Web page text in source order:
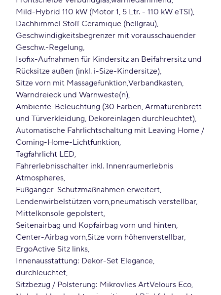
Mild-Hybrid 110 kW (Motor 1, 5 Ltr. - 110 kW eTSI)
Dachhimmel Stoff Ceramique (hellgrau)
Geschwindigkeitsbegrenzer mit vorausschauender
Geschw.-Regelung
Isofix-Aufnahmen für Kindersitz an Beifahrersitz und
Rücksitze außen (inkl. i-Size-Kindersitze)
Sitze vorn mit Massagefunktion Verbandkasten
Warndreieck und Warnweste(n)
Ambiente-Beleuchtung (30 Farben, Armaturenbrett
und Türverkleidung, Dekoreinlagen durchleuchtet)
Automatische Fahrlichtschaltung mit Leaving Home /
Coming-Home-Lichtfunktion
Tagfahrlicht LED
Fahrerlebnisschalter inkl. Innenraumerlebnis
Atmospheres
Fußgänger-Schutzmaßnahmen erweitert
Lendenwirbelstützen vorn pneumatisch verstellbar
Mittelkonsole gepolstert
Seitenairbag und Kopfairbag vorn und hinten
Center-Airbag vorn Sitze vorn höhenverstellbar
ErgoActive Sitz links
Innenausstattung: Dekor-Set Elegance
durchleuchtet
Sitzbezug / Polsterung: Mikrovlies ArtVelours Eco